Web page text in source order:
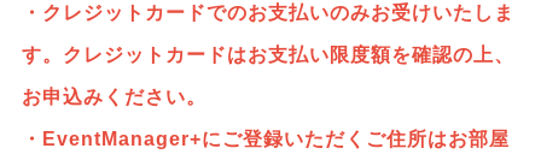
・クレジットカードでのお支払いのみお受けいたしま
す。クレジットカードはお支払い限度額を確認の上、
お申込みください。
・EventManager+にご登録いただくご住所はお部屋